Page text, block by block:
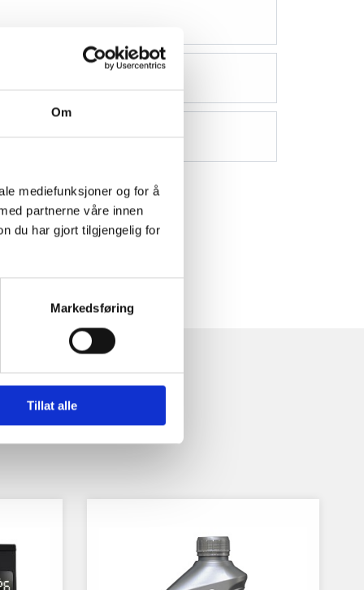
Om
mediefunksjoner og for å
partnerne våre innen
du har gjort tilgjengelig for
Markedsføring
Tillat alle